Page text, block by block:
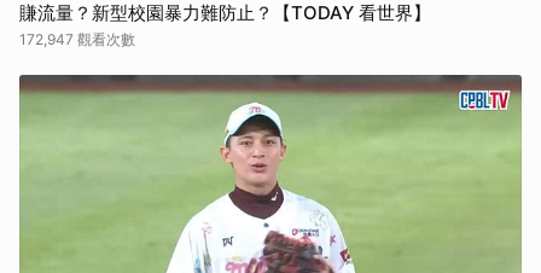
賺流量？新型校園暴力難防止？【TODAY 看世界】
172,947 觀看次數